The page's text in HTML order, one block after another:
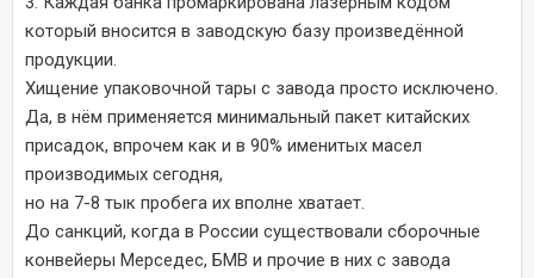
который вносится в заводскую базу произведённой
продукции.
Хищение упаковочной тары с завода просто исключено.
Да, в нём применяется минимальный пакет китайских
присадок, впрочем как и в 90% именитых масел
производимых сегодня,
но на 7-8 тык пробега их вполне хватает.
До санкций, когда в России существовали сборочные
конвейеры Мерседес, БМВ и прочие в них с завода